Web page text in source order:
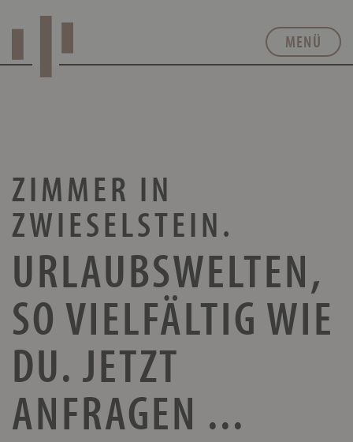
MENÜ
ZIMMER IN
ZWIESELSTEIN.
URLAUBS­WELTEN,
SO VIELFÄLTIG WIE
DU. JETZT
ANFRAGEN ...